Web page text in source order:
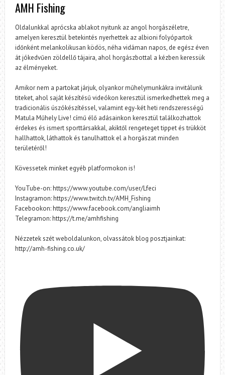
AMH Fishing
Oldalunkkal aprócska ablakot nyitunk az angol horgászéletre,
amelyen keresztül betekintés nyerhettek az albioni folyópartok
időnként melankolikusan ködös, néha vidáman napos, de egész éven
át jókedvűen zöldellő tájaira, ahol horgászbottal a kézben keressük
az élményeket.
Amikor nem a partokat járjuk, olyankor műhelymunkákra invitálunk
titeket, ahol saját készítésű videókon keresztül ismerkedhettek meg a
tradicionális úszókészítéssel, valamint egy-két heti rendszerességű
Matula Műhely Live! című élő adásainkon keresztül találkozhattok
érdekes és ismert sporttársakkal, akiktől rengeteget tippet és trükköt
hallhattok, láthattok és tanulhattok el a horgászat minden
területéről!
Kövessetek minket egyéb platformokon is!
YouTube-on: https://www.youtube.com/user/Lfeci
Instagramon: https://www.twitch.tv/AMH_Fishing
Facebookon: https://www.facebook.com/angliaimh
Telegramon: https://t.me/amhfishing
Nézzetek szét weboldalunkon, olvassátok blog posztjainkat:
http://amh-fishing.co.uk/